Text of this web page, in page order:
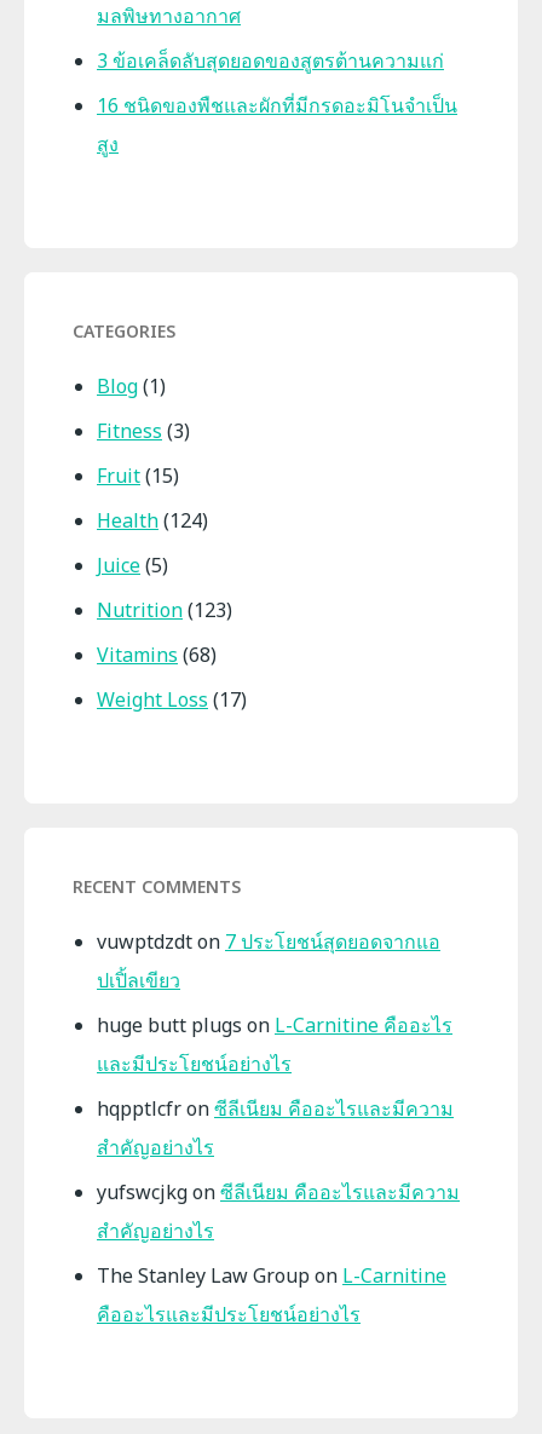
มลพิษทางอากาศ
3 ข้อเคล็ดลับสุดยอดของสูตรต้านความแก่
16 ชนิดของพืชและผักที่มีกรดอะมิโนจำเป็น
สูง
CATEGORIES
Blog(1)
Fitness (3)
Fruit(15)
Health(124)
Juice(5)
Nutrition(123)
Vitamins (68)
Weight Loss (17)
RECENT COMMENTS
vuwptdzdton 7 ประโยชน์สุดยอดจากแอ
ปเปิ้ลเขียว
huge butt plugs on L-Carnitine คืออะไร
และมีประโยชน์อย่างไร
hqpptlcfronซีลีเนียม คืออะไรและมีความ
สำคัญอย่างไร
yufswcjkgonซีลีเนียม คืออะไรและมีความ
สำคัญอย่างไร
The Stanley Law Group on L-Carnitine
คืออะไรและมีประโยชน์อย่างไร